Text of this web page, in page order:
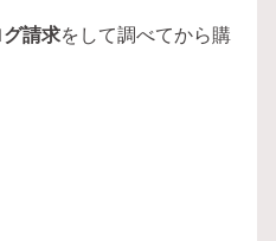
請求をして調べてから購